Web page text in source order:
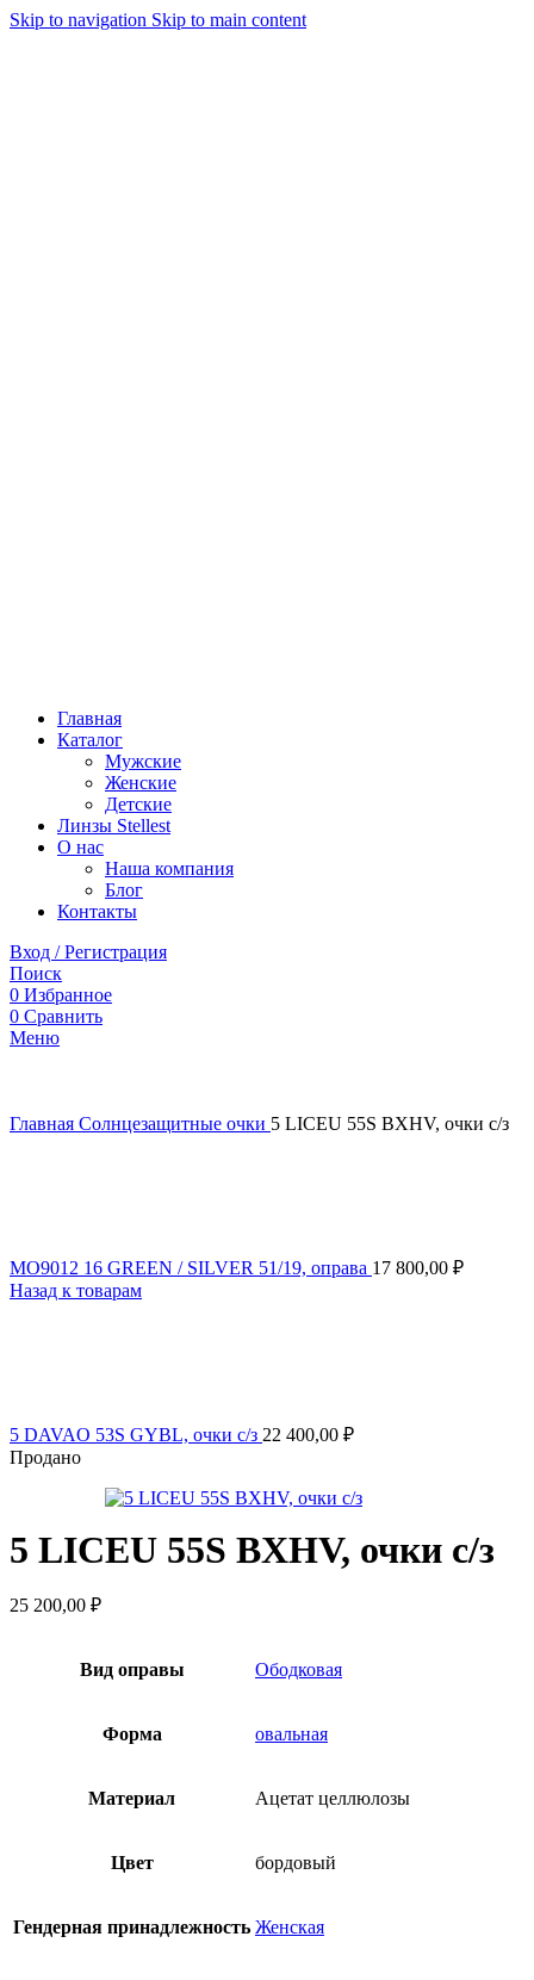
Skip to navigation Skip to main content
Главная
Каталог
Мужские
Женские
Детские
Линзы Stellest
О нас
Наша компания
Блог
Контакты
Вход / Регистрация
Поиск
0 Избранное
0 Сравнить
Меню
Главная Солнцезащитные очки 5 LICEU 55S BXHV, очки с/з
MO9012 16 GREEN / SILVER 51/19, оправа 17 800,00 ₽
Назад к товарам
5 DAVAO 53S GYBL, очки с/з 22 400,00 ₽
Продано
5 LICEU 55S BXHV, очки с/з
25 200,00 ₽
Вид оправы Ободковая
Форма овальная
Материал Ацетат целлюлозы
Цвет бордовый
Гендерная принадлежность Женская